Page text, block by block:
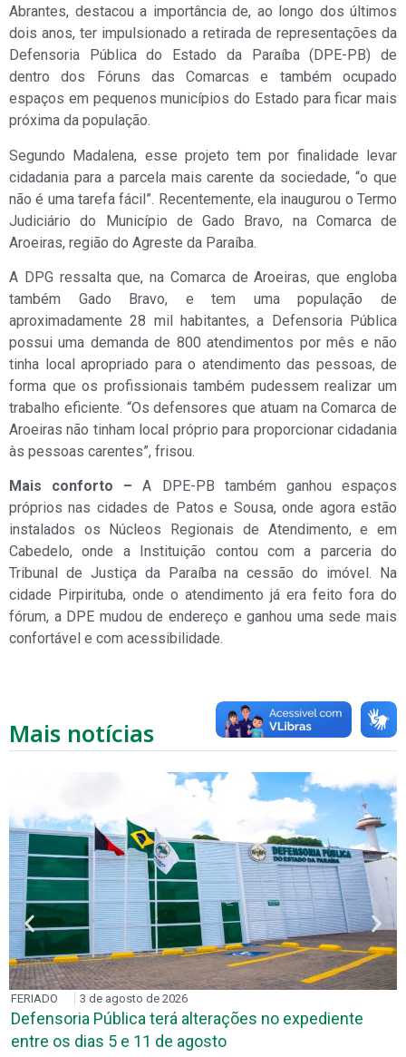
Abrantes, destacou a importância de, ao longo dos últimos
dois anos, ter impulsionado a retirada de representações da
Defensoria Pública do Estado da Paraíba (DPE-PB) de
dentro dos Fóruns das Comarcas e também ocupado
espaços em pequenos municípios do Estado para ficar mais
próxima da população.
Segundo Madalena, esse projeto tem por finalidade levar
cidadania para a parcela mais carente da sociedade, “o que
não é uma tarefa fácil”. Recentemente, ela inaugurou o Termo
Judiciário do Município de Gado Bravo, na Comarca de
Aroeiras, região do Agreste da Paraíba.
A DPG ressalta que, na Comarca de Aroeiras, que engloba
também Gado Bravo, e tem uma população de
aproximadamente 28 mil habitantes, a Defensoria Pública
possui uma demanda de 800 atendimentos por mês e não
tinha local apropriado para o atendimento das pessoas, de
forma que os profissionais também pudessem realizar um
trabalho eficiente. “Os defensores que atuam na Comarca de
Aroeiras não tinham local próprio para proporcionar cidadania
às pessoas carentes”, frisou.
Mais conforto – A DPE-PB também ganhou espaços
próprios nas cidades de Patos e Sousa, onde agora estão
instalados os Núcleos Regionais de Atendimento, e em
Cabedelo, onde a Instituição contou com a parceria do
Tribunal de Justiça da Paraíba na cessão do imóvel. Na
cidade Pirpirituba, onde o atendimento já era feito fora do
fórum, a DPE mudou de endereço e ganhou uma sede mais
confortável e com acessibilidade.
Mais notícias
FERIADO 3 de agosto de 2026
Defensoria Pública terá alterações no expediente
entre os dias 5 e 11 de agosto